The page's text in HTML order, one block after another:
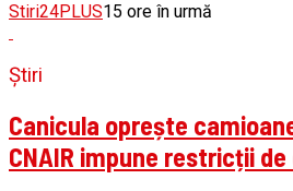
Stiri24PLUS15 ore în urmă
Știri
Canicula oprește
CNAIR impune restricții